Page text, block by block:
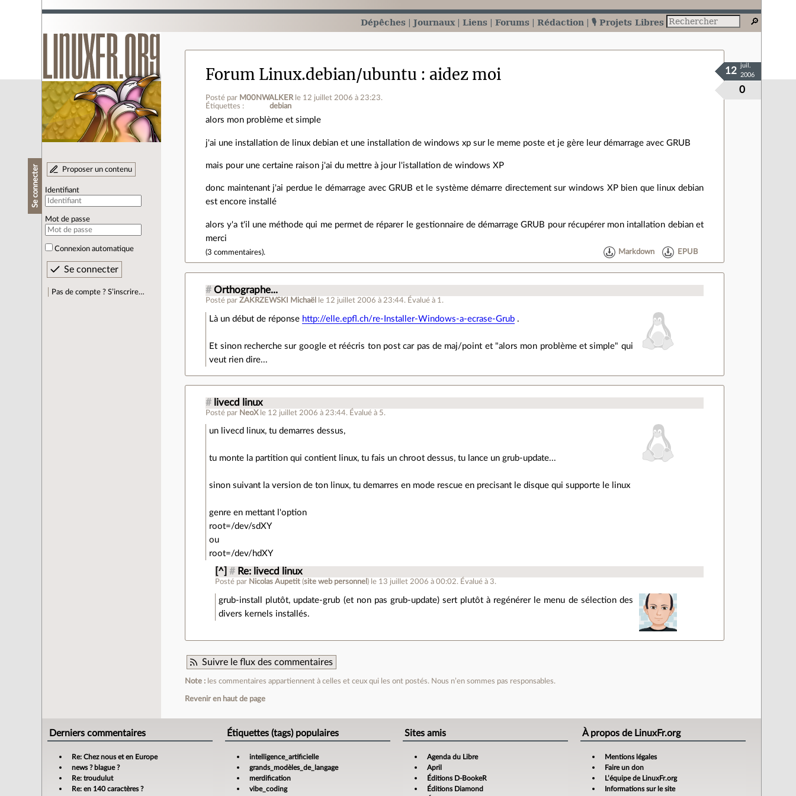
Dépêches Journaux Liens Forums Rédaction 🎙️ Projets Libres
Se connecter Proposer un contenu
Identifiant
Mot de passe
Connexion automatique
Pas de compte ? S’inscrire…
Forum Linux.debian/ubuntu aidez moi
Posté par M00NWALKER le 12 juillet 2006 à 23:23.
Étiquettes :
debian
0
12
juil.
2006
alors mon problème et simple
j'ai une installation de linux debian et une installation de windows xp sur le meme poste et je gère leur démarrage avec GRUB
mais pour une certaine raison j'ai du mettre à jour l'istallation de windows XP
donc maintenant j'ai perdue le démarrage avec GRUB et le système démarre directement sur windows XP bien que linux debian
est encore installé
alors y'a t'il une méthode qui me permet de réparer le gestionnaire de démarrage GRUB pour récupérer mon intallation debian et
merci
(3 commentaires). Markdown EPUB
# Orthographe...
Posté parZAKRZEWSKI Michaël le 12 juillet 2006 à 23:44. Évalué à 1 .
Là un début de réponse http://elle.epfl.ch/re-Installer-Windows-a-ecrase-Grub .
Et sinon recherche sur google et réécris ton post car pas de maj/point et "alors mon problème et simple" qui
veut rien dire...
# livecd linux
Posté par NeoX le 12 juillet 2006 à 23:44. Évalué à 5.
un livecd linux, tu demarres dessus,
tu monte la partition qui contient linux, tu fais un chroot dessus, tu lance un grub-update...
sinon suivant la version de ton linux, tu demarres en mode rescue en precisant le disque qui supporte le linux
genre en mettant l'option
root=/dev/sdXY
ou
root=/dev/hdXY
[^] # Re: livecd linux
Posté par Nicolas Aupetit (site web personnel ) le 13 juillet 2006 à 00:02. Évalué à 3.
grub-install plutôt, update-grub (et non pas grub-update) sert plutôt à regénérer le menu de sélection des
divers kernels installés.
Suivre le flux des commentaires
Note : les commentaires appartiennent à celles et ceux qui les ont postés. Nous n’en sommes pas responsables.
Revenir en haut de page
Derniers commentaires
Re: Chez nous et en Europe
news ? blague ?
Re: troudulut
Re: en 140 caractères ?
Étiquettes (tags) populaires
intelligence_artificielle
grands_modèles_de_langage
merdification
vibe_coding
Sites amis
Agenda du Libre
April
Éditions D-BookeR
Éditions Diamond
À propos de LinuxFr.org
Mentions légales
Faire un don
L’équipe de LinuxFr.org
Informations sur le site